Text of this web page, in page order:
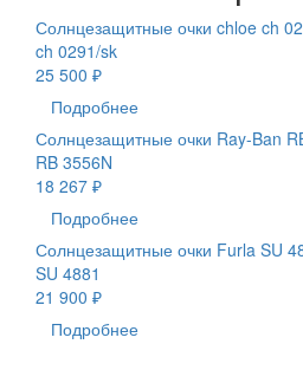
Солнцезащитные очки chloe ch
ch 0291/sk
25 500 ₽
Подробнее
Солнцезащитные очки Ray-Ban
RB 3556N
18 267 ₽
Подробнее
Солнцезащитные очки Furla SU
SU 4881
21 900 ₽
Подробнее